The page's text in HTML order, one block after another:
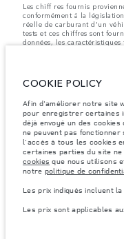
Les chiff res fournis
conformément å la
réelle de carburant d'un
tests et ces chiffres sont
données, les
Les poids indiqués
affecteront la charge utile.
véhicule, les charges
dépassés lorsque vous
et des carburants.
Remarque importante
mondiale de semi-
construction des véhicules,
construction. Cette situation
images utilisées
entièrement les
Veuillez consulter votre
COOKIE POLICY
Afin d'améliorer notre site
pour enregistrer certaines
déjà envoyé un des
ne peuvent pas
l'accès à tous les cookies
certaines parties du site
cookies que nous utilisons
notre politique de
Les prix indiqués incluent
Les prix sont applicables